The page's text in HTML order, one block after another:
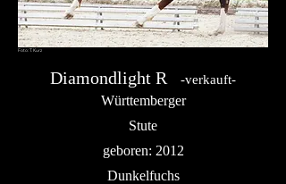
Foto: T. Kurz
Diamondlight R -verkauft-
Württemberger
Stute
geboren: 2012
Dunkelfuchs